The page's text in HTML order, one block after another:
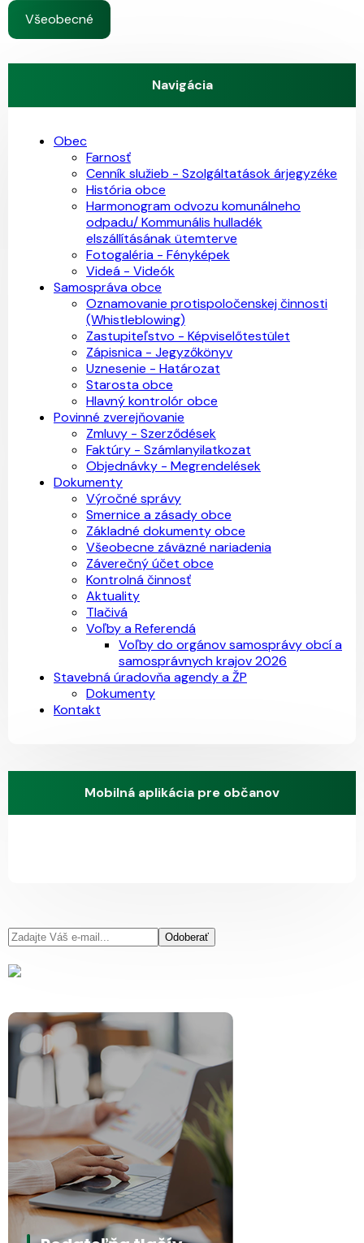
Všeobecné
Navigácia
Obec
Farnosť
Cenník služieb - Szolgáltatások árjegyzéke
História obce
Harmonogram odvozu komunálneho
odpadu/ Kommunális hulladék
elszállításának ütemterve
Fotogaléria - Fényképek
Videá - Videók
Samospráva obce
Oznamovanie protispoločenskej činnosti
(Whistleblowing)
Zastupiteľstvo - Képviselőtestület
Zápisnica - Jegyzőkönyv
Uznesenie - Határozat
Starosta obce
Hlavný kontrolór obce
Povinné zverejňovanie
Zmluvy - Szerződések
Faktúry - Számlanyilatkozat
Objednávky - Megrendelések
Dokumenty
Výročné správy
Smernice a zásady obce
Základné dokumenty obce
Všeobecne záväzné nariadenia
Záverečný účet obce
Kontrolná činnosť
Aktuality
Tlačivá
Voľby a Referendá
Voľby do orgánov samosprávy obcí a
samosprávnych krajov 2026
Stavebná úradovňa agendy a ŽP
Dokumenty
Kontakt
Mobilná aplikácia pre občanov
Odoberať